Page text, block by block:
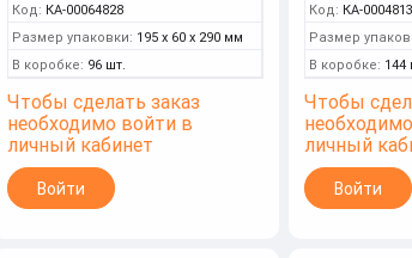
Код: КА-00064828
Размер упаковки: 195 x 60 x 290 мм
В коробке: 96 шт.
Чтобы сделать заказ
необходимо войти в
личный кабинет
Войти
Код: КА-
Размер
В коробке: 144
Чтобы
личный
Войти